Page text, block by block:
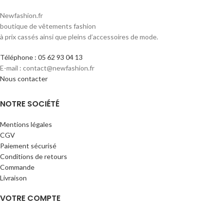
Newfashion.fr
boutique de vêtements fashion
à prix cassés ainsi que pleins d’accessoires de mode.
Téléphone : 05 62 93 04 13
E-mail : contact@newfashion.fr
Nous contacter
NOTRE SOCIÉTÉ
Mentions légales
CGV
Paiement sécurisé
Conditions de retours
Commande
Livraison
VOTRE COMPTE